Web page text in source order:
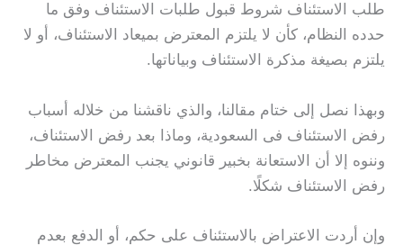
طلب الاستئناف شروط قبول طلبات الاستئناف وفق ما
حدده النظام، كأن لا يلتزم المعترض بميعاد الاستئناف، أو لا
يلتزم بصيغة مذكرة الاستئناف وبياناتها.
وبهذا نصل إلى ختام مقالنا، والذي ناقشنا من خلاله أسباب
رفض الاستئناف فى السعودية، وماذا بعد رفض الاستئناف،
وننوه إلا أن الاستعانة بخبير قانوني يجنب المعترض مخاطر
رفض الاستئناف شكلًا.
وإن أردت الاعتراض بالاستئناف على حكم، أو الدفع بعدم